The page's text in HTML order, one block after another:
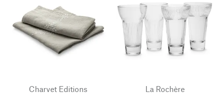
Charvet Editions
La Rochère